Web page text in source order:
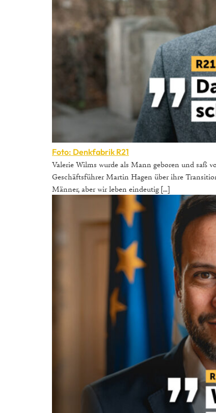
Foto: Denkfabrik R21
Valerie Wilms wurde als Mann geboren und saß
Geschäftsführer Martin Hagen über ihre
Männer, aber wir leben eindeutig […]